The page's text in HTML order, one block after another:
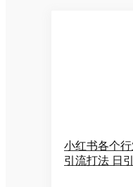
小红书各个
引流打法 日